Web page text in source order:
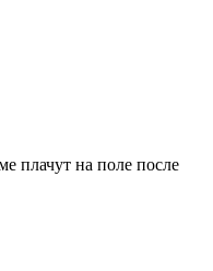
плачут на поле после